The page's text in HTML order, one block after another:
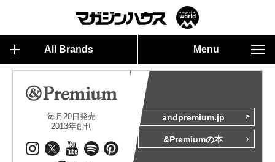
All Brands Menu
毎月20日発売
2013年創刊
andpremium.jp
&Premiumの本